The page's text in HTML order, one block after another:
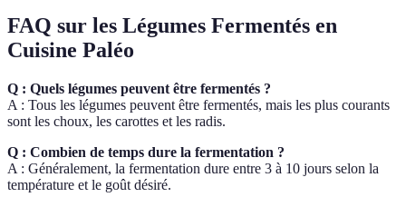
FAQ sur les Légumes Fermentés en
Cuisine Paléo
Q : Quels légumes peuvent être fermentés ?
A : Tous les légumes peuvent être fermentés, mais les plus courants
sont les choux, les carottes et les radis.
Q : Combien de temps dure la fermentation ?
A : Généralement, la fermentation dure entre 3 à 10 jours selon la
température et le goût désiré.